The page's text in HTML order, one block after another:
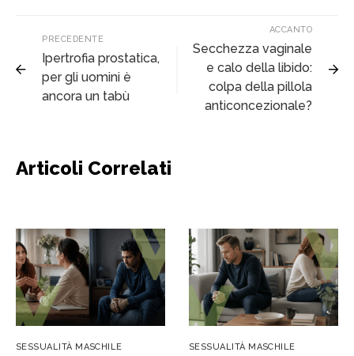
PRECEDENTE
Ipertrofia prostatica,
per gli uomini è
ancora un tabù
ACCANTO
Secchezza vaginale
e calo della libido:
colpa della pillola
anticoncezionale?
Articoli Correlati
SESSUALITÀ MASCHILE SESSUALITÀ MASCHILE